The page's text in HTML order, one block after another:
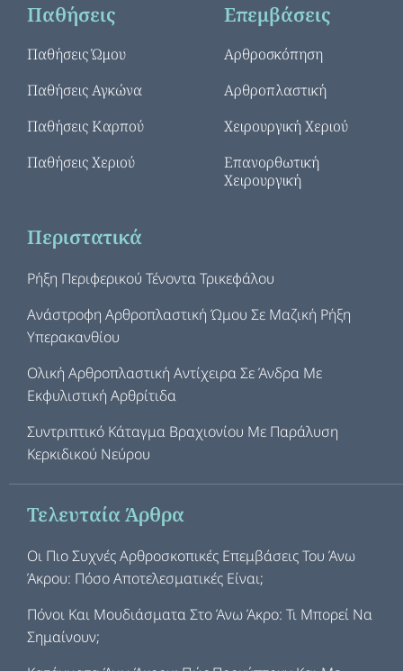
Παθήσεις
Παθήσεις Ώμου
Παθήσεις Αγκώνα
Παθήσεις Καρπού
Παθήσεις Χεριού
Επεμβάσεις
Αρθροσκόπηση
Αρθροπλαστική
Χειρουργική Χεριού
Επανορθωτική
Χειρουργική
Περιστατικά
Ρήξη Περιφερικού Τένοντα Τρικεφάλου
Ανάστροφη Αρθροπλαστική Ώμου Σε Μαζική Ρήξη
Υπερακανθίου
Ολική Αρθροπλαστική Αντίχειρα Σε Άνδρα Με
Εκφυλιστική Αρθρίτιδα
Συντριπτικό Κάταγμα Βραχιονίου Με Παράλυση
Κερκιδικού Νεύρου
Τελευταία Άρθρα
Οι Πιο Συχνές Αρθροσκοπικές Επεμβάσεις Του Άνω
Άκρου: Πόσο Αποτελεσματικές Είναι;
Πόνοι Και Μουδιάσματα Στο Άνω Άκρο: Τι Μπορεί Να
Σημαίνουν;